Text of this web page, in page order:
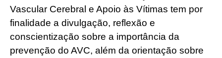
Vascular Cerebral e Apoio às Vítimas tem por
finalidade a divulgação, reflexão e
conscientização sobre a importância da
prevenção do AVC, além da orientação sobre